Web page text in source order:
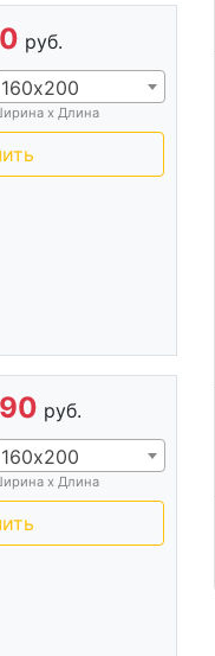
руб.
160х200
х Длина
руб.
160х200
х Длина